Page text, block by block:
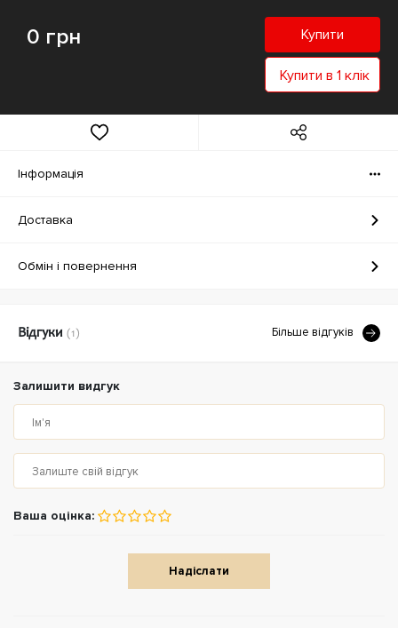
0 грн Купити
Купити в 1 клік
Iнформація
Доставка
Обмін і повернення
Відгуки (1) Бiльше вiдгукiв
Залишити видгук
Ваша оцінка:
Надіслати